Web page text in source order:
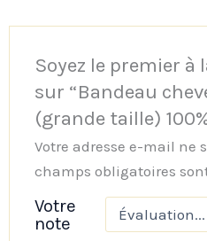
Soyez le premier à
sur “Bandeau
(grande taille)
Votre adresse e-mail ne
champs obligatoires
Votre
note